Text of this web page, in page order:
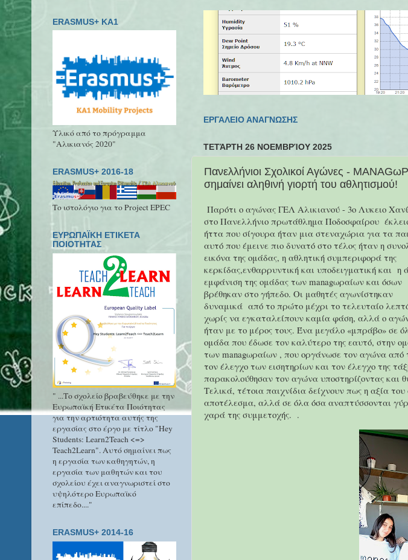
ΕΡΓΑΛΕΙΟ ΑΝΑΓΝΩΣΗΣ
ΤΕΤΆΡΤΗ 26 ΝΟΕΜΒΡΊΟΥ 2025
Πανελλήνιοι Σχολικοί Αγώνες -
σημαίνει αληθινή γιορτή του αθλητισμού!
Παρότι ο αγώνας ΓΕΛ Αλικιανού - 3ο Λυκειο
στο Πανελλήνιο πρωτάθλημα Ποδοσφαίρου
ήττα που σίγουρα ήταν μια στεναχώρια για τα
αυτό που έμεινε πιο δυνατό στο τέλος ήταν η
εικόνα της ομάδας, η αθλητική συμπεριφορά της
κερκίδας,ενθαρρυντική και υποδειγματική και η
εμφάνιση της ομάδας των managωραίων και όσων
βρέθηκαν στο γήπεδο. Οι μαθητές αγωνίστηκαν
δυναμικά από το πρώτο μέχρι το τελευταίο
χωρίς να εγκαταλείπουν καμία φάση, αλλά ο
ήταν με το μέρος τους. Ένα μεγάλο «μπράβο» σε
ομάδα που έδωσε τον καλύτερο της εαυτό, στην
των managωραίων , που οργάνωσε τον αγώνα από
τον έλεγχο των εισητηρίων και τον έλεγχο της
παρακολούθησαν τον αγώνα υποστηρίζοντας και
Τελικά, τέτοια παιχνίδια δείχνουν πως η αξία
αποτέλεσμα, αλλά σε όλα όσα αναπτύσσονται
χαρά της συμμετοχής. .
ERASMUS+ KA1
Υλικό από το πρόγραμμα
"Αλικιανός 2020"
ERASMUS+ 2016-18
Το ιστολόγιο για το Project EPEC
ΕΥΡΩΠΑΪΚΗ ΕΤΙΚΕΤΑ
ΠΟΙΟΤΗΤΑΣ
" ...Το σχολείο βραβεύθηκε με την
Ευρωπαϊκή Ετικέτα Ποιότητας
για την αρτιότητα αυτής της
εργασίας στο έργο με τίτλο "Hey
Students: Learn2Teach <=>
Teach2Learn". Αυτό σημαίνει πως
η εργασία των καθηγητών, η
εργασία των μαθητών και του
σχολείου έχει αναγνωριστεί στο
υψηλότερο Ευρωπαϊκό
επίπεδο...."
ERASMUS+ 2014-16